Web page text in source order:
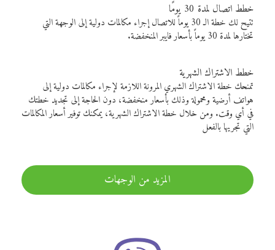
خطط اتصال لمدة 30 يومًا
تتيح لك خطة الـ 30 يوماً للاتصال إجراء مكالمات دولية إلى الوجهة التي
تختارها لمدة 30 يوماً بأسعار فايبر المنخفضة.
خطط الاشتراك الشهرية
تمنحك خطة الاشتراك الشهري المرونة اللازمة لإجراء مكالمات دولية إلى
هواتف أرضية ومحمولة وذلك بأسعار منخفضة، دون الحاجة إلى تجديد خطتك
في أي وقت. ومن خلال خطة الاشتراك الشهرية، يمكنك توفير أسعار المكالمات
التي تجريها بالفعل
المزيد من الوجهات